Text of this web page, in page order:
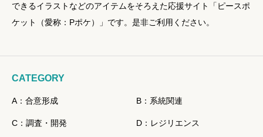
できるイラストなどのアイテムをそろえた応援サイト「ピースポ
ケット（愛称：Pポケ）」です。是非ご利用ください。
CATEGORY
A：合意形成 B：系統関連
C：調査・開発 D：レジリエンス